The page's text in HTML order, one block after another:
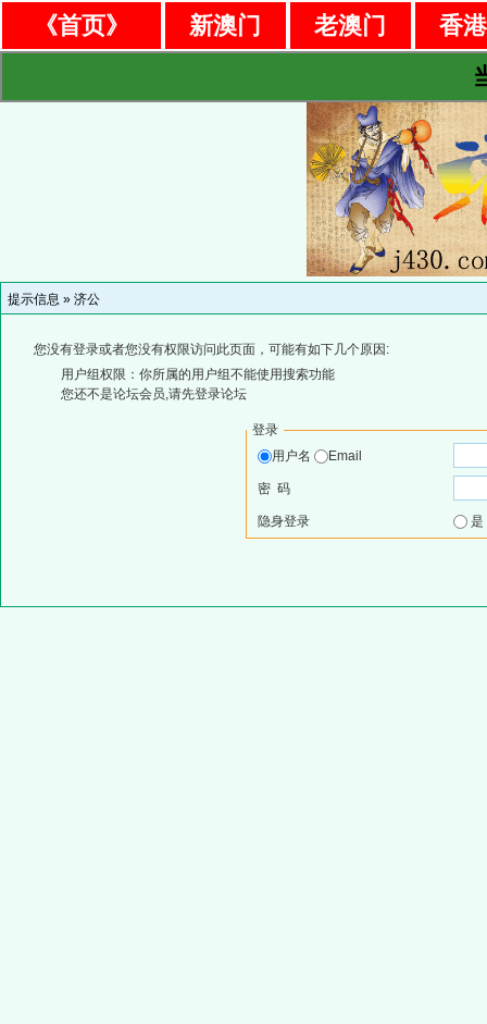
《首页》 新澳门 老澳门
香
提示信息 » 济公
您没有登录或者您没有权限访问此页面，可能有如下几个原因:
用户组权限：你所属的用户组不能使用搜索功能
您还不是论坛会员,请先登录论坛
登录
用户名
Email
密 码
隐身登录